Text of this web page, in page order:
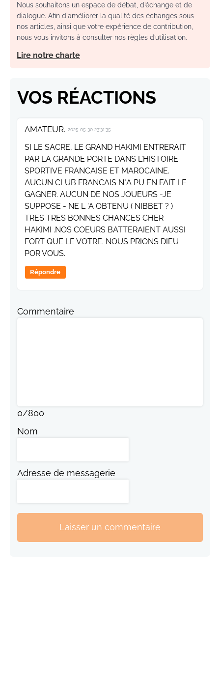
Nous souhaitons un espace de débat, d’échange et de
dialogue. Afin d'améliorer la qualité des échanges sous
nos articles, ainsi que votre expérience de contribution,
nous vous invitons à consulter nos règles d’utilisation.
Lire notre charte
VOS RÉACTIONS
AMATEUR. 2025-05-30 23:31:35
SI LE SACRE, LE GRAND HAKIMI ENTRERAIT
PAR LA GRANDE PORTE DANS L'HISTOIRE
SPORTIVE FRANCAISE ET MAROCAINE.
AUCUN CLUB FRANCAIS N"A PU EN FAIT LE
GAGNER. AUCUN DE NOS JOUEURS -JE
SUPPOSE - NE L 'A OBTENU ( NIBBET ? )
TRES TRES BONNES CHANCES CHER
HAKIMI .NOS COEURS BATTERAIENT AUSSI
FORT QUE LE VOTRE. NOUS PRIONS DIEU
POR VOUS.
Répondre
Commentaire
0/800
Nom
Adresse de messagerie
Laisser un commentaire